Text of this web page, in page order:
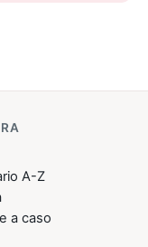
A-Z
a caso